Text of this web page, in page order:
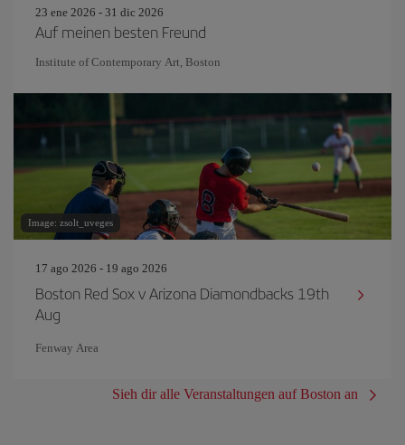
23 ene 2026 - 31 dic 2026
Auf meinen besten Freund
Institute of Contemporary Art, Boston
Image: zsolt_uveges
17 ago 2026 - 19 ago 2026
Boston Red Sox v Arizona Diamondbacks 19th
Aug
Fenway Area
Sieh dir alle Veranstaltungen auf Boston an